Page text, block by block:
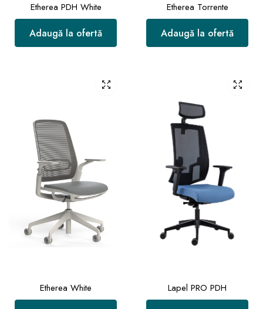
Etherea PDH White
Adaugă la ofertă
Etherea Torrente
Adaugă la ofertă
Etherea White Lapel PRO PDH